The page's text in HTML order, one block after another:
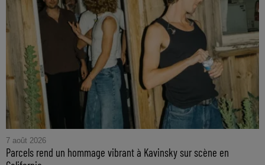
7 août 2026
Parcels rend un hommage vibrant à Kavinsky sur scène en